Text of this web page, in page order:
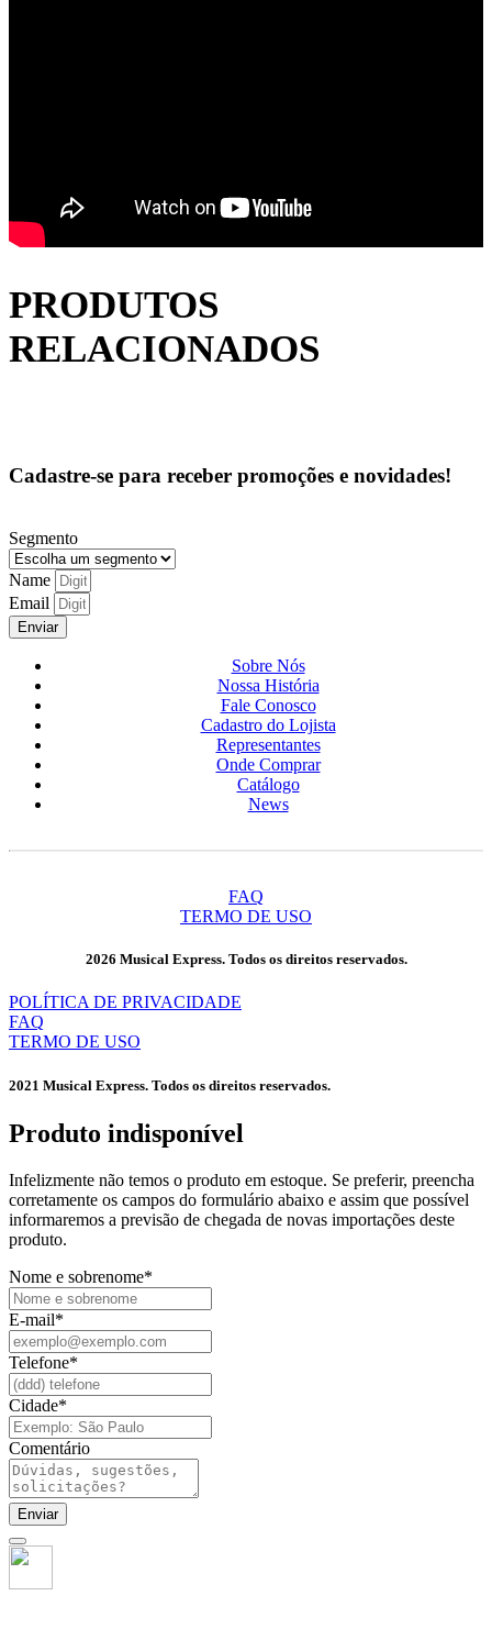
PRODUTOS
RELACIONADOS
Cadastre-se para receber promoções e novidades!
Segmento
Name
Email
Enviar
Sobre Nós
Nossa História
Fale Conosco
Cadastro do Lojista
Representantes
Onde Comprar
Catálogo
News
FAQ
TERMO DE USO
2026 Musical Express. Todos os direitos reservados.
POLÍTICA DE PRIVACIDADE
FAQ
TERMO DE USO
2021 Musical Express. Todos os direitos reservados.
Produto indisponível​
Infelizmente não temos o produto em estoque. Se preferir, preencha
corretamente os campos do formulário abaixo e assim que possível
informaremos a previsão de chegada de novas importações deste
produto.
Nome e sobrenome*
E-mail*
Telefone*
Cidade*
Comentário
Enviar